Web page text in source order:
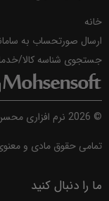
خانه
ارسال صورتحساب به
جستجوی شناسه کالا/
©
2026 نرم افزاری
تمامی حقوق مادی و
ما را دنبال کنید